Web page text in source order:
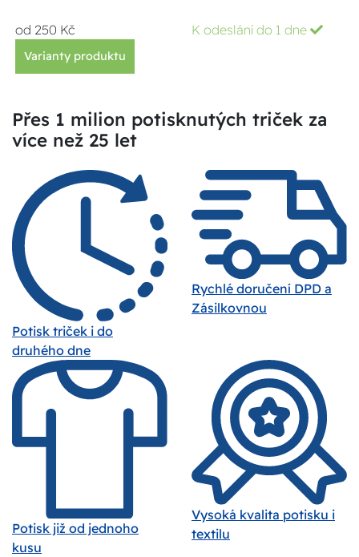
od 250 Kč K odeslání do 1 dne
Varianty produktu
Přes 1 milion potisknutých triček za
více než 25 let
Potisk triček i do
druhého dne
Rychlé doručení DPD a
Zásilkovnou
Potisk již od jednoho
kusu
Vysoká kvalita potisku i
textilu